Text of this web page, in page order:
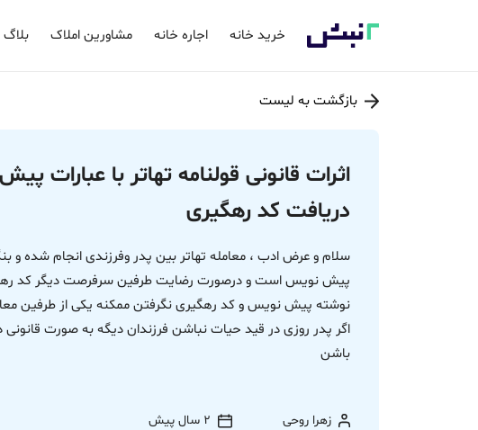
خرید خانه اجاره خانه مشاورین املاک بلاگ ۲نبش
بازگشت به لیست
اثرات قانونی قولنامه تهاتر با عبارات
دریافت کد رهگیری
سلام و عرض ادب ، معامله تهاتر بین پدر وفرزندی انجام شده و
پیش نویس است و درصورت رضایت طرفین سرفرصت دیگر کد
نوشته پیش نویس و کد رهگیری نگرفتن ممکنه یکی از طرفین
اگر پدر روزی در قید حیات نباشن فرزندان دیگه به صورت
باشن
زهرا روحی 2 سال پیش